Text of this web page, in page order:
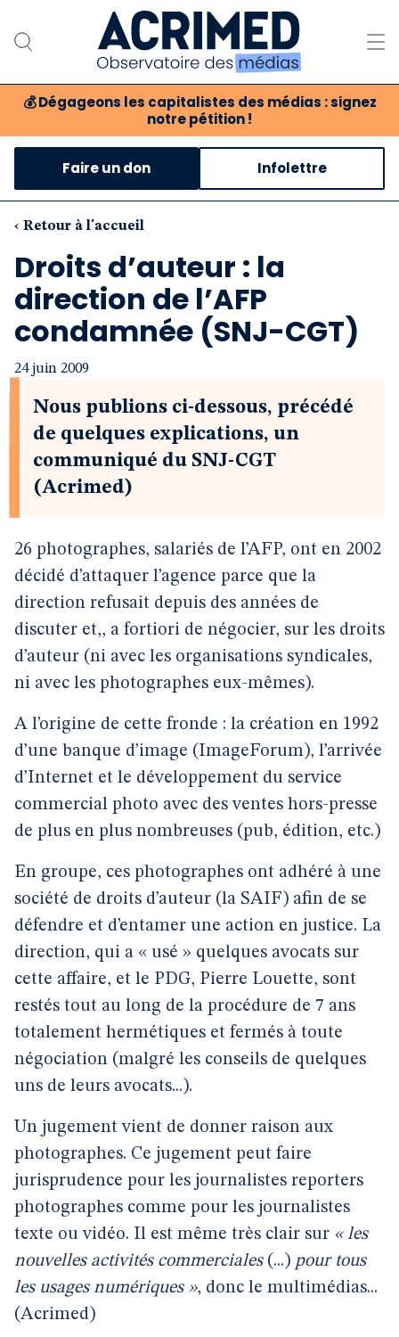
💰 Dégageons les capitalistes des médias : signez
notre pétition !
Notre association
Notre critique des médias
Nos propositions
Notre revue
Boutique
Faire un don Infolettre
‹ Retour à l'accueil
Droits d’auteur : la
direction de l’AFP
condamnée (SNJ-CGT)
24 juin 2009
Nous publions ci-dessous, précédé
de quelques explications, un
communiqué du SNJ-CGT
(Acrimed)
26 photographes, salariés de l’AFP, ont en 2002
décidé d’attaquer l’agence parce que la
direction refusait depuis des années de
discuter et,, a fortiori de négocier, sur les droits
d’auteur (ni avec les organisations syndicales,
ni avec les photographes eux-mêmes).
A l’origine de cette fronde : la création en 1992
d’une banque d’image (ImageForum), l’arrivée
d’Internet et le développement du service
commercial photo avec des ventes hors-presse
de plus en plus nombreuses (pub, édition, etc.)
En groupe, ces photographes ont adhéré à une
société de droits d’auteur (la SAIF) afin de se
défendre et d’entamer une action en justice. La
direction, qui a « usé » quelques avocats sur
cette affaire, et le PDG, Pierre Louette, sont
restés tout au long de la procédure de 7 ans
totalement hermétiques et fermés à toute
négociation (malgré les conseils de quelques
uns de leurs avocats...).
Un jugement vient de donner raison aux
photographes. Ce jugement peut faire
jurisprudence pour les journalistes reporters
photographes comme pour les journalistes
texte ou vidéo. Il est même très clair sur « les
nouvelles activités commerciales(...) pour tous
les usages numériques », donc le multimédias...
(Acrimed)